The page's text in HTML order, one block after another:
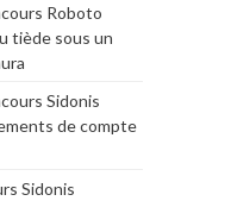
Roboto
tiède sous un
Sidonis
de compte
Sidonis